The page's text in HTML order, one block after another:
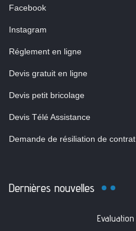
Facebook
Instagram
Réglement en ligne
Devis gratuit en ligne
Devis petit bricolage
Devis Télé Assistance
Demande de résiliation de contrat
Dernières nouvelles